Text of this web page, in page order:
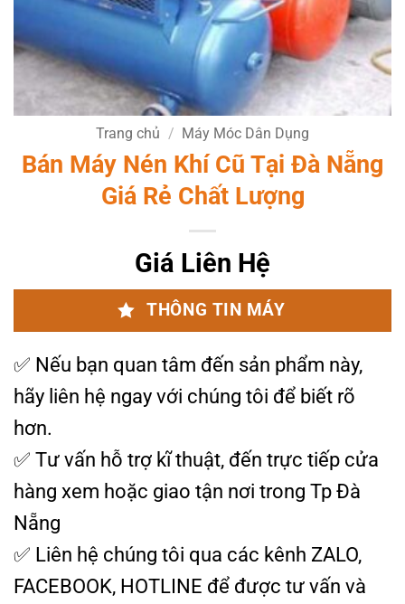
Trang chủ / Máy Móc Dân Dụng
Bán Máy Nén Khí Cũ Tại Đà Nẵng
Giá Rẻ Chất Lượng
Giá Liên Hệ
THÔNG TIN MÁY
✅ Nếu bạn quan tâm đến sản phẩm này,
hãy liên hệ ngay với chúng tôi để biết rõ
hơn.
✅ Tư vấn hỗ trợ kĩ thuật, đến trực tiếp cửa
hàng xem hoặc giao tận nơi trong Tp Đà
Nẵng
✅ Liên hệ chúng tôi qua các kênh ZALO,
FACEBOOK, HOTLINE để được tư vấn và